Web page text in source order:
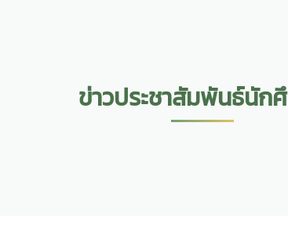
ข่าวประชาสัมพันธ์นัก